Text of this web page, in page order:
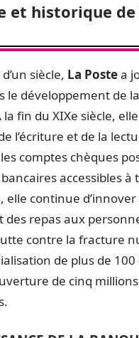
et historique de
siècle, La Postea
le développement de
fin du XIXe siècle,
l’écriture et de la
comptes chèques
accessibles à
elle continue d’innover
repas aux
contre la fracture
de plus de
de cinq